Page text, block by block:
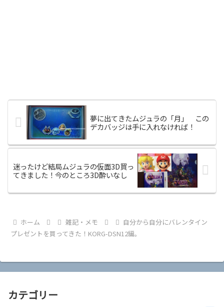
夢に出てきたムジュラの「月」 この
デカバッジは手に入れなければ！
迷ったけど結局ムジュラの仮面3D買っ
てきました！今のところ3D酔いなし
ホーム 雑記・メモ
自分から自分にバレンタイン
プレゼントを買ってきた！KORG-DSN12編。
カテゴリー